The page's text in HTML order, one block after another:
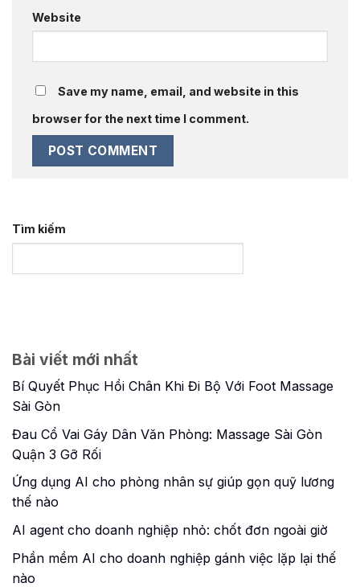
Tìm kiếm
Bài viết mới nhất
Bí Quyết Phục Hồi Chân Khi Đi Bộ Với Foot Massage
Sài Gòn
Đau Cổ Vai Gáy Dân Văn Phòng: Massage Sài Gòn
Quận 3 Gỡ Rối
Ứng dụng AI cho phòng nhân sự giúp gọn quỹ lương
thế nào
AI agent cho doanh nghiệp nhỏ: chốt đơn ngoài giờ
Phần mềm AI cho doanh nghiệp gánh việc lặp lại thế
nào
Website
Save my name, email, and website in this
browser for the next time I comment.